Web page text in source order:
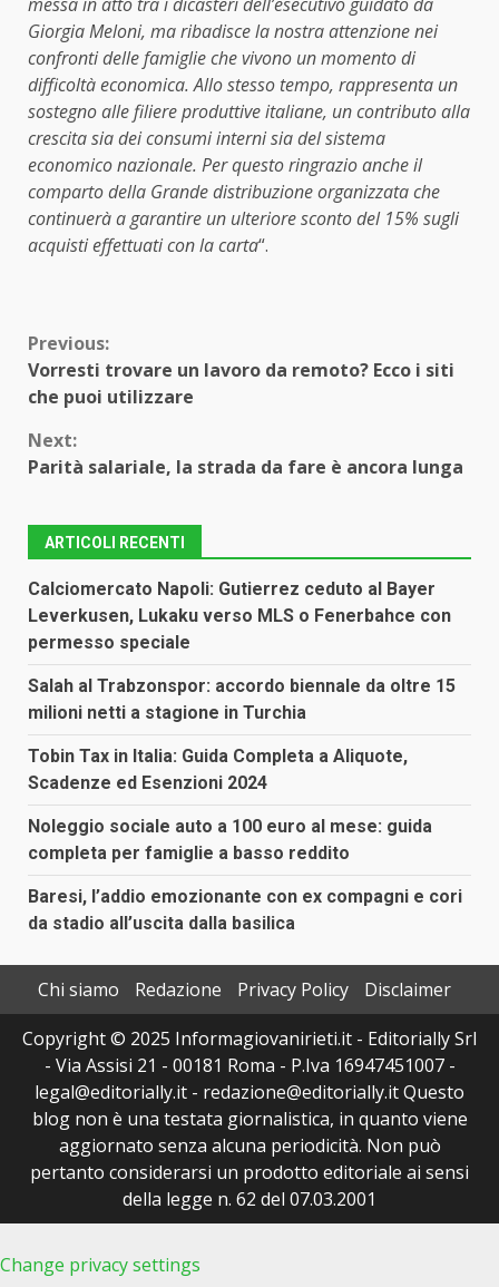
Giorgia Meloni, ma ribadisce la nostra attenzione nei
confronti delle famiglie che vivono un momento di
difficoltà economica. Allo stesso tempo, rappresenta un
sostegno alle filiere produttive italiane, un contributo alla
crescita sia dei consumi interni sia del sistema
economico nazionale. Per questo ringrazio anche il
comparto della Grande distribuzione organizzata che
continuerà a garantire un ulteriore sconto del 15% sugli
acquisti effettuati con la carta“.
Continue
Reading
Previous:
Vorresti trovare un lavoro da remoto? Ecco i siti
che puoi utilizzare
Next:
Parità salariale, la strada da fare è ancora lunga
ARTICOLI RECENTI
Calciomercato Napoli: Gutierrez ceduto al Bayer
Leverkusen, Lukaku verso MLS o Fenerbahce con
permesso speciale
Salah al Trabzonspor: accordo biennale da oltre 15
milioni netti a stagione in Turchia
Tobin Tax in Italia: Guida Completa a Aliquote,
Scadenze ed Esenzioni 2024
Noleggio sociale auto a 100 euro al mese: guida
completa per famiglie a basso reddito
Baresi, l’addio emozionante con ex compagni e cori
da stadio all’uscita dalla basilica
Chi siamo Redazione Privacy Policy
Disclaimer
Copyright © 2025 Informagiovanirieti.it - Editorially Srl
- Via Assisi 21 - 00181 Roma - P.Iva 16947451007 -
legal@editorially.it - redazione@editorially.it Questo
blog non è una testata giornalistica, in quanto viene
aggiornato senza alcuna periodicità. Non può
pertanto considerarsi un prodotto editoriale ai sensi
della legge n. 62 del 07.03.2001
Change privacy settings